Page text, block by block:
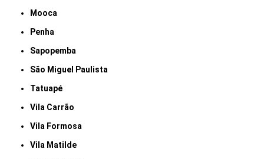
Mooca
Penha
Sapopemba
São Miguel Paulista
Tatuapé
Vila Carrão
Vila Formosa
Vila Matilde